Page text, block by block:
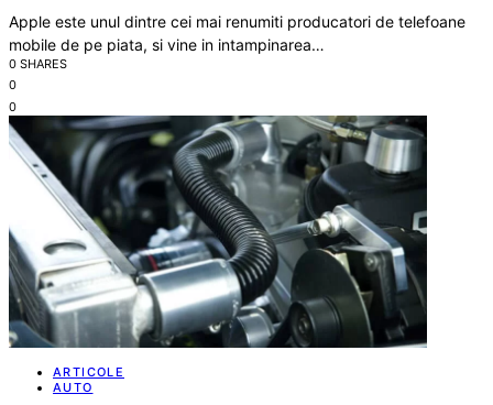
Apple este unul dintre cei mai renumiti producatori de telefoane
mobile de pe piata, si vine in intampinarea…
0 SHARES
0
0
ARTICOLE
AUTO